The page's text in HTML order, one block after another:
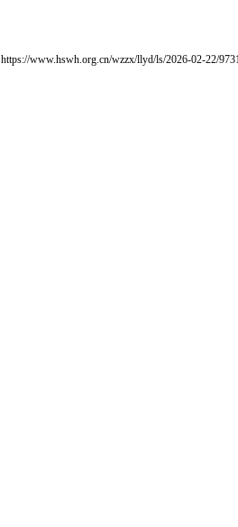
https://www.hswh.org.cn/wzzx/llyd/ls/2026-02-22/